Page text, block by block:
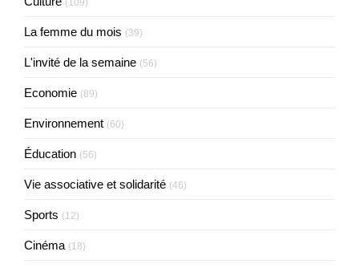
(109)
La femme du mois (39)
L'invité de la semaine (56)
Economie (89)
Environnement (60)
Éducation (56)
Vie associative et solidarité (46)
Sports (12)
Cinéma (18)